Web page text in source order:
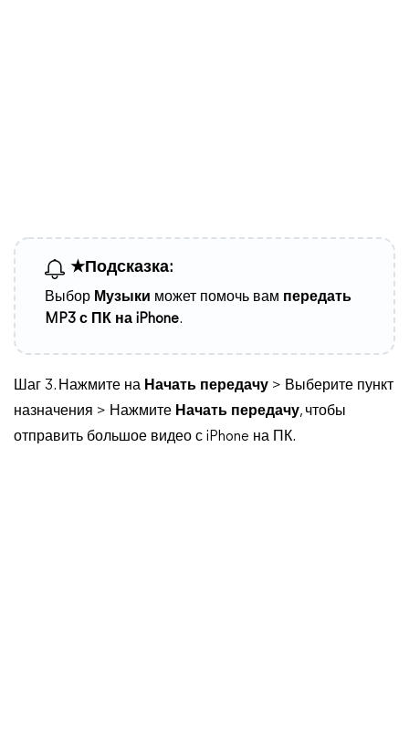
★Подсказка:
Выбор Музыки может помочь вам передать
MP3 с ПК на iPhone.
Шаг 3. Нажмите на Начать передачу > Выберите пункт
назначения > Нажмите Начать передачу, чтобы
отправить большое видео с iPhone на ПК.